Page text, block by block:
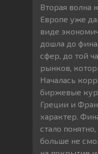
Вторая волна
Европе уже
виде
дошла до
сфер, до той
рынков,
Началась
биржевые
Греции и
характер.
стало
больше не